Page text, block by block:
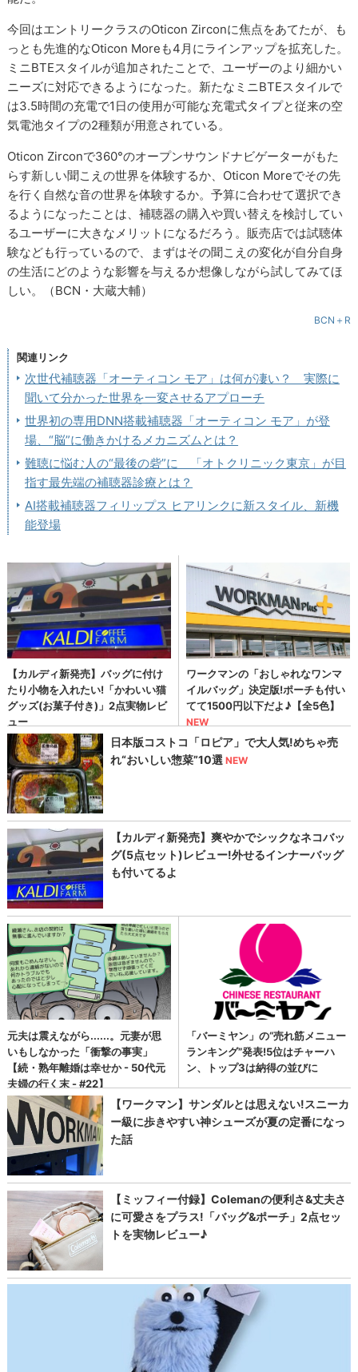
今回はエントリークラスのOticon Zirconに焦点をあてたが、も
っとも先進的なOticon Moreも4月にラインアップを拡充した。
ミニBTEスタイルが追加されたことで、ユーザーのより細かい
ニーズに対応できるようになった。新たなミニBTEスタイルで
は3.5時間の充電で1日の使用が可能な充電式タイプと従来の空
気電池タイプの2種類が用意されている。
Oticon Zirconで360°のオープンサウンドナビゲーターがもた
らす新しい聞こえの世界を体験するか、Oticon Moreでその先
を行く自然な音の世界を体験するか。予算に合わせて選択でき
るようになったことは、補聴器の購入や買い替えを検討してい
るユーザーに大きなメリットになるだろう。販売店では試聴体
験なども行っているので、まずはその聞こえの変化が自分自身
の生活にどのような影響を与えるか想像しながら試してみてほ
しい。（BCN・大蔵大輔）
BCN＋R
関連リンク
次世代補聴器「オーティコン モア」は何が凄い？ 実際に
聞いて分かった世界を一変させるアプローチ
世界初の専用DNN搭載補聴器「オーティコン モア」が登
場、“脳”に働きかけるメカニズムとは？
難聴に悩む人の“最後の砦”に 「オトクリニック東京」が目
指す最先端の補聴器診療とは？
AI搭載補聴器フィリップス ヒアリンクに新スタイル、新機
能登場